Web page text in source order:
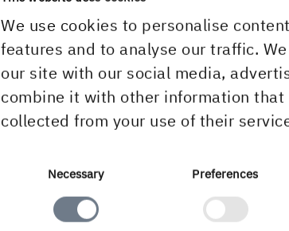
We use cookies to personalise
features and to analyse our traffic.
our site with our social media,
combine it with other information that
collected from your use of their
Necessary Preferences
Druckmaschine. Bei
und die
Basismaterialien
Druckzylindern und
eignen sich diese